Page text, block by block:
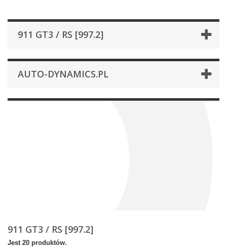
911 GT3 / RS [997.2]
AUTO-DYNAMICS.PL
911 GT3 / RS [997.2]
Jest 20 produktów.